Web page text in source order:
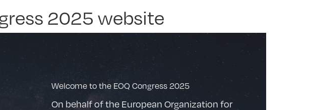
2025 website
Welcome to the EOQ Congress 2025
On behalf of the European Organization for